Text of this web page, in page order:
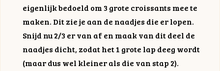
eigenlijk bedoeld om 3 grote croissants mee te
maken. Dit zie je aan de naadjes die er lopen.
Snijd nu 2/3 er van af en maak van dit deel de
naadjes dicht, zodat het 1 grote lap deeg wordt
(maar dus wel kleiner als die van stap 2).